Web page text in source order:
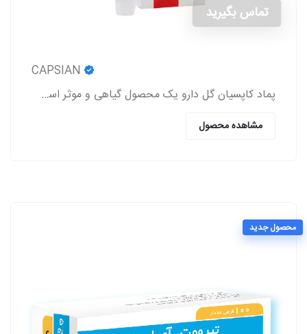
تماس بگیرید
پماد کاپسیان گل دارو یک محصول گیاهی و موثر است که باعث برطرف شدن درد روماتیسم و نورالژی، رفع درد و اسپاسم‌های عضلانی، بهبود درد کمر و مشکلات این چنینی
مشاهده محصول
محصول جدید